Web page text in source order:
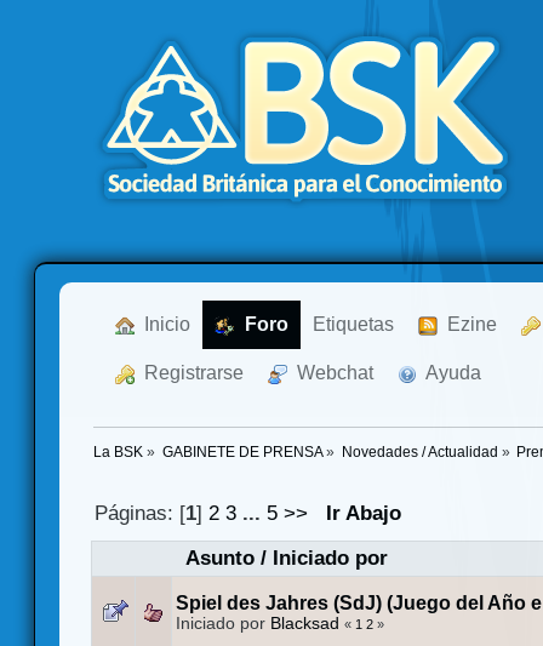
Inicio Foro Etiquetas Ezine
Registrarse Webchat Ayuda
La BSK » GABINETE DE PRENSA» Novedades / Actualidad »
Páginas: [1]2 3 ... 5 >>
Ir Abajo
Asunto/ Iniciado por
Spiel des Jahres (SdJ) (Juego del Año
Iniciado por Blacksad « 1 2 »